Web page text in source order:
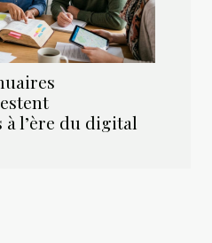
l’ère du digital